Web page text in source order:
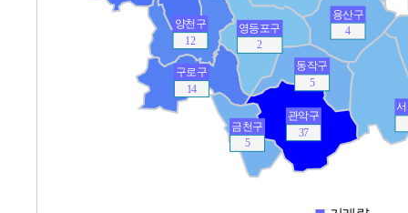
37
관악구
14
구로구
5
금천구
5
동작구
12
양천구
2
영등포구 4
용산구